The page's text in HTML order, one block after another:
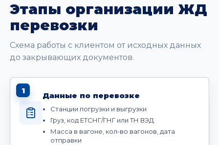
Этапы организации ЖД
перевозки
Схема работы с клиентом от исходных данных
до закрывающих документов.
1
Данные по перевозке
Станции погрузки и выгрузки
Груз, код ЕТСНГ/ГНГ или ТН ВЭД
Масса в вагоне, кол-во вагонов, дата
отправки